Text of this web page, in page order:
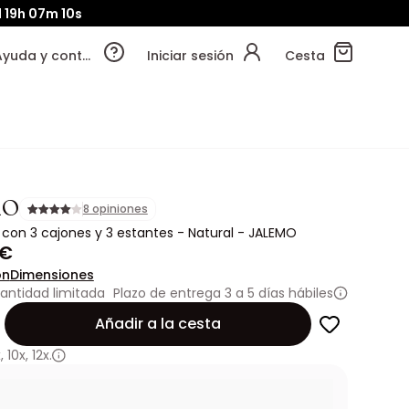
19h 07m 10s
Ayuda y contacto Iniciar sesión Cesta
8 opiniones
3 cajones y 3 estantes - Natural - JALEMO
Dimensiones
limitada Plazo de entrega 3 a 5 días hábiles
Añadir a la cesta
, 10x, 12x.